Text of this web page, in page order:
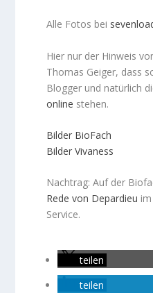
Alle Fotos bei
Hier nur der Hinweis
Thomas Geiger, dass
Blogger und natürlich
online stehen.
Bilder BioFach
Bilder Vivaness
Nachtrag: Auf der
Rede von Depardieu
Service.
teilen
teilen